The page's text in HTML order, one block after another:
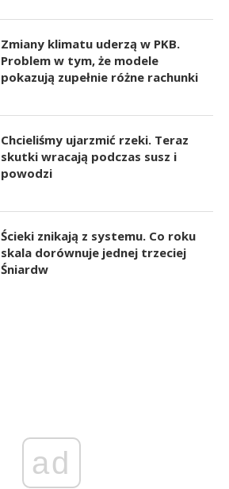
Zmiany klimatu uderzą w PKB.
Problem w tym, że modele
pokazują zupełnie różne rachunki
Chcieliśmy ujarzmić rzeki. Teraz
skutki wracają podczas susz i
powodzi
Ścieki znikają z systemu. Co roku
skala dorównuje jednej trzeciej
Śniardw
ad